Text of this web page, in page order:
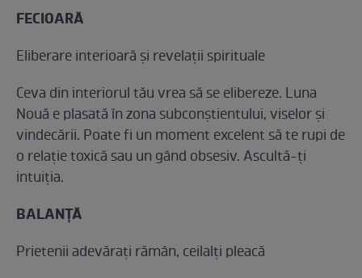
FECIOARĂ
Eliberare interioară și revelații spirituale
Ceva din interiorul tău vrea să se elibereze. Luna
Nouă e plasată în zona subconștientului, viselor și
vindecării. Poate fi un moment excelent să te rupi de
o relație toxică sau un gând obsesiv. Ascultă-ți
intuiția.
BALANȚĂ
Prietenii adevărați rămân, ceilalți pleacă